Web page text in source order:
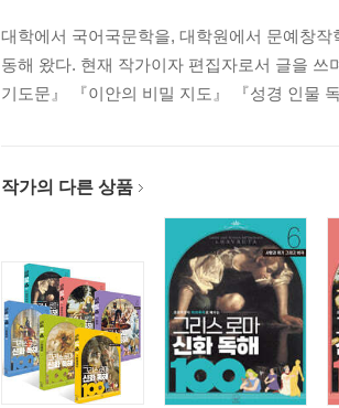
대학에서 국어국문학을, 대학원에서 문예창
동해 왔다. 현재 작가이자 편집자로서 글을
기도문』 『이안의 비밀 지도』 『성경 인물
작가의 다른 상품